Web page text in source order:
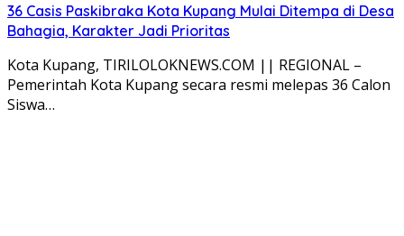
36 Casis Paskibraka Kota Kupang Mulai Ditempa di Desa
Bahagia, Karakter Jadi Prioritas
Kota Kupang, TIRILOLOKNEWS.COM || REGIONAL –
Pemerintah Kota Kupang secara resmi melepas 36 Calon
Siswa…